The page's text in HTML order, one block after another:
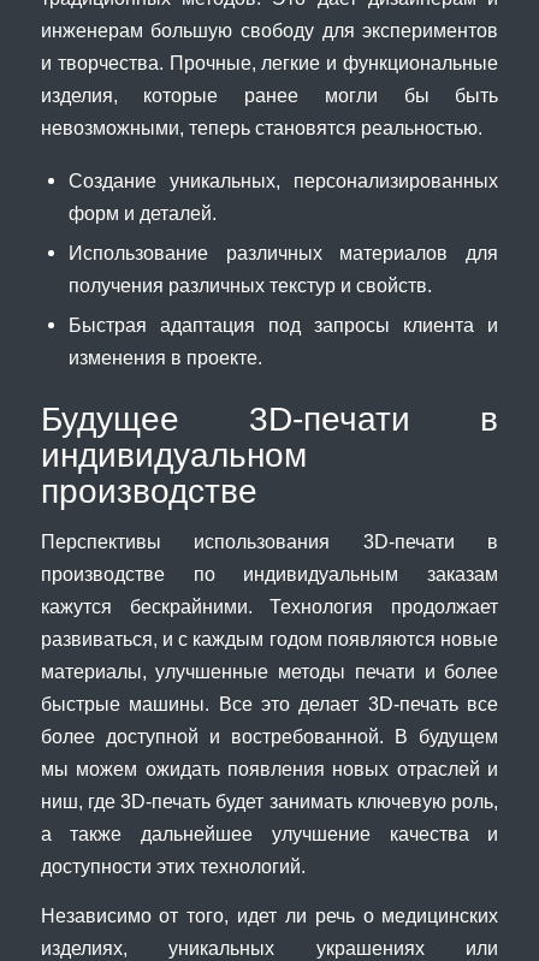
инженерам большую свободу для экспериментов
и творчества. Прочные, легкие и функциональные
изделия, которые ранее могли бы быть
невозможными, теперь становятся реальностью.
Создание уникальных, персонализированных
форм и деталей.
Использование различных материалов для
получения различных текстур и свойств.
Быстрая адаптация под запросы клиента и
изменения в проекте.
Будущее 3D-печати в
индивидуальном
производстве
Перспективы использования 3D-печати в
производстве по индивидуальным заказам
кажутся бескрайними. Технология продолжает
развиваться, и с каждым годом появляются новые
материалы, улучшенные методы печати и более
быстрые машины. Все это делает 3D-печать все
более доступной и востребованной. В будущем
мы можем ожидать появления новых отраслей и
ниш, где 3D-печать будет занимать ключевую роль,
а также дальнейшее улучшение качества и
доступности этих технологий.
Независимо от того, идет ли речь о медицинских
изделиях, уникальных украшениях или